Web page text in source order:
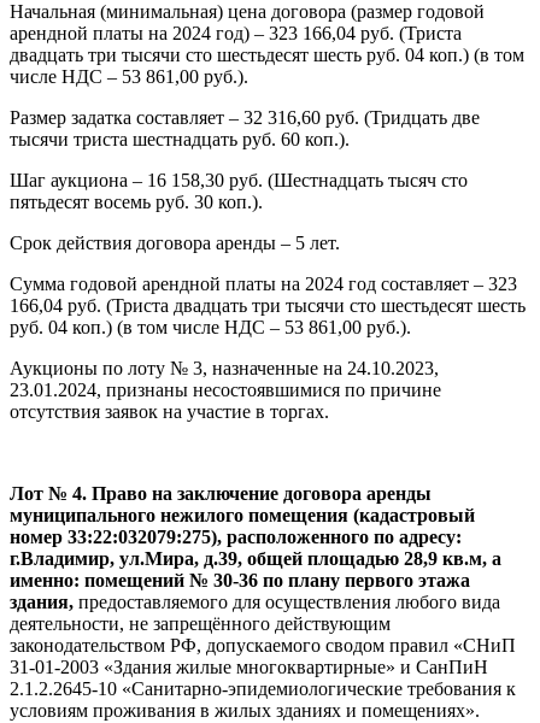
Начальная (минимальная) цена договора (размер годовой
арендной платы на 2024 год) – 323 166,04 руб. (Триста
двадцать три тысячи сто шестьдесят шесть руб. 04 коп.) (в том
числе НДС – 53 861,00 руб.).
Размер задатка составляет – 32 316,60 руб. (Тридцать две
тысячи триста шестнадцать руб. 60 коп.).
Шаг аукциона – 16 158,30 руб. (Шестнадцать тысяч сто
пятьдесят восемь руб. 30 коп.).
Срок действия договора аренды – 5 лет.
Сумма годовой арендной платы на 2024 год составляет – 323
166,04 руб. (Триста двадцать три тысячи сто шестьдесят шесть
руб. 04 коп.) (в том числе НДС – 53 861,00 руб.).
Аукционы по лоту № 3, назначенные на 24.10.2023,
23.01.2024, признаны несостоявшимися по причине
отсутствия заявок на участие в торгах.
Лот № 4. Право на заключение договора аренды
муниципального нежилого помещения (кадастровый
номер 33:22:032079:275), расположенного по адресу:
г.Владимир, ул.Мира, д.39, общей площадью 28,9 кв.м, а
именно: помещений № 30-36 по плану первого этажа
здания, предоставляемого для осуществления любого вида
деятельности, не запрещённого действующим
законодательством РФ, допускаемого сводом правил «СНиП
31-01-2003 «Здания жилые многоквартирные» и СанПиН
2.1.2.2645-10 «Санитарно-эпидемиологические требования к
условиям проживания в жилых зданиях и помещениях».